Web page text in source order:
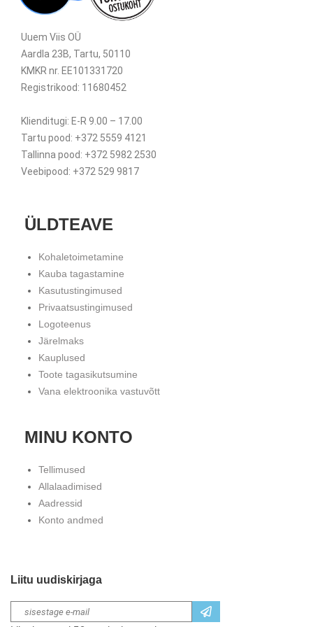
Uuem Viis OÜ
Aardla 23B, Tartu, 50110
KMKR nr. EE101331720
Registrikood: 11680452
Klienditugi: E-R 9.00 – 17.00
Tartu pood: +372 5559 4121
Tallinna pood: +372 5982 2530
Veebipood: +372 529 9817
ÜLDTEAVE
Kohaletoimetamine
Kauba tagastamine
Kasutustingimused
Privaatsustingimused
Logoteenus
Järelmaks
Kauplused
Toote tagasikutsumine
Vana elektroonika vastuvõtt
MINU KONTO
Tellimused
Allalaadimised
Aadressid
Konto andmed
Liitu uudiskirjaga